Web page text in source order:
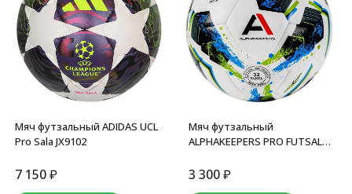
Мяч футзальный ADIDAS UCL
Pro Sala JX9102
7 150₽
Мяч футзальный
ALPHAKEEPERS PRO FUTSAL
3 300₽